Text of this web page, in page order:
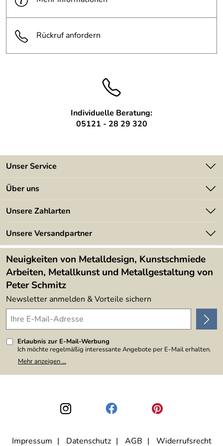
Rückruf anfordern
Individuelle Beratung:
05121 - 28 29 320
Unser Service
Kontakt
Kundeninformationen
Newsletter
Lieferbedingungen
Über uns
Angebote
Kundenbewertungen (394)
4,9/5
Unsere Zahlarten
Unsere Versandpartner
Neuigkeiten von Metalldesign, Kunstschmiede
Arbeiten, Metallkunst und Metallgestaltung von
Peter Schmitz
Newsletter anmelden & Vorteile sichern
Erlaubnis zur E-Mail-Werbung
Ich möchte regelmäßig interessante Angebote per E-Mail erhalten.
Meine E-Mail-Adresse wird nicht an andere Unternehmen
weitergegeben. Zu statistischen Zwecken wird in anonymer Form
den Link "Abmelden" am Ende des Newsletters anklicke. Die
Datenschutzerklärung
habe ich zur Kenntnis genommen.
Mehr anzeigen ...
Impressum Datenschutz AGB Widerrufsrecht